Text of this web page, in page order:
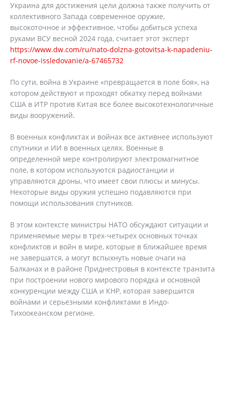
Украина для достижения цели должна также получить от
коллективного Запада современное оружие,
высокоточное и эффективное, чтобы добиться успеха
руками ВСУ весной 2024 года, считает этот эксперт
https://www.dw.com/ru/nato-dolzna-gotovitsa-k-napadeniu-
rf-novoe-issledovanie/a-67465732
По сути, война в Украине «превращается в поле боя», на
котором действуют и проходят обкатку перед войнами
США в ИТР против Китая все более высокотехнологичные
виды вооружений.
В военных конфликтах и войнах все активнее используют
спутники и ИИ в военных целях. Военные в
определенной мере контролируют электромагнитное
поле, в котором используются радиостанции и
управляются дроны, что имеет свои плюсы и минусы.
Некоторые виды оружия успешно подавляются при
помощи использования спутников.
В этом контексте министры НАТО обсуждают ситуации и
применяемые меры в трех-четырех основных точках
конфликтов и войн в мире, которые в ближайшее время
не завершатся, а могут вспыхнуть новые очаги на
Балканах и в районе Приднестровья в контексте транзита
при построении нового мирового порядка и основной
конкуренции между США и КНР, которая завершится
войнами и серьезными конфликтами в Индо-
Тихоокеанском регионе.